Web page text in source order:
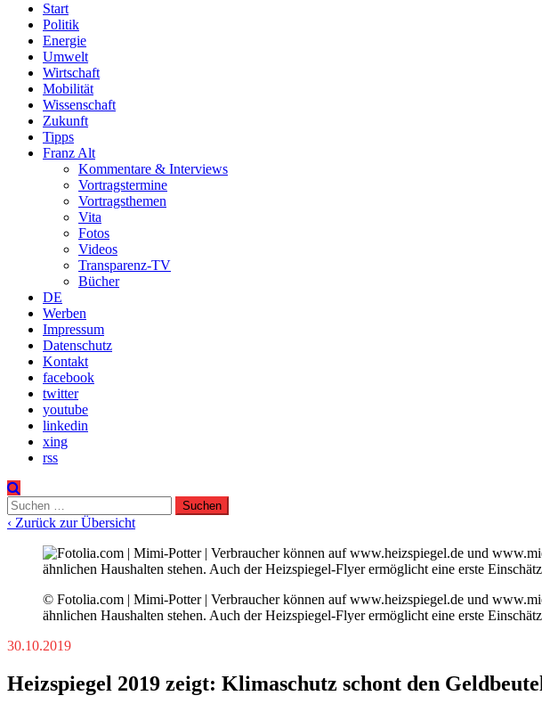
Start
Politik
Energie
Umwelt
Wirtschaft
Mobilität
Wissenschaft
Zukunft
Tipps
Franz Alt
Kommentare & Interviews
Vortragstermine
Vortragsthemen
Vita
Fotos
Videos
Transparenz-TV
Bücher
DE
Werben
Impressum
Datenschutz
Kontakt
facebook
twitter
youtube
linkedin
xing
rss
Suchen
nach:
‹ Zurück zur Übersicht
© Fotolia.com | Mimi-Potter | Verbraucher können auf www.heizspiegel.de und
ähnlichen Haushalten stehen. Auch der Heizspiegel-Flyer ermöglicht eine erste
30.10.2019
Heizspiegel 2019 zeigt: Klimaschutz schont den